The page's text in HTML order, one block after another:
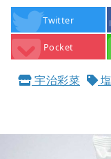
Twitter
Pocket
宇治彩菜 塩